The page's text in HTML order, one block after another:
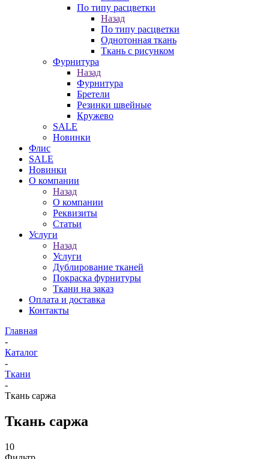
По типу расцветки
Назад
По типу расцветки
Однотонная ткань
Ткань с рисунком
Фурнитура
Назад
Фурнитура
Бретели
Резинки швейные
Кружево
SALE
Новинки
Флис
SALE
Новинки
О компании
Назад
О компании
Реквизиты
Статьи
Услуги
Назад
Услуги
Дублирование тканей
Покраска фурнитуры
Ткани на заказ
Оплата и доставка
Контакты
Главная
-
Каталог
-
Ткани
-
Ткань саржа
Ткань саржа
10